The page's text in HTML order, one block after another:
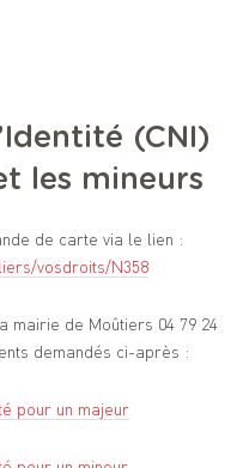
(CNI)
les mineurs
de carte via le lien :
vosdroits/N358
mairie de Moûtiers 04 79 24
demandés ci-après :
pour un majeur